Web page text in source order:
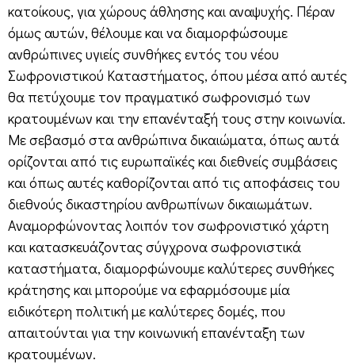
κατοίκους, για χώρους άθλησης και αναψυχής. Πέραν
όμως αυτών, θέλουμε και να διαμορφώσουμε
ανθρώπινες υγιείς συνθήκες εντός του νέου
Σωφρονιστικού Καταστήματος, όπου μέσα από αυτές
θα πετύχουμε τον πραγματικό σωφρονισμό των
κρατουμένων και την επανένταξή τους στην κοινωνία.
Με σεβασμό στα ανθρώπινα δικαιώματα, όπως αυτά
ορίζονται από τις ευρωπαϊκές και διεθνείς συμβάσεις
και όπως αυτές καθορίζονται από τις αποφάσεις του
διεθνούς δικαστηρίου ανθρωπίνων δικαιωμάτων.
Αναμορφώνοντας λοιπόν τον σωφρονιστικό χάρτη
και κατασκευάζοντας σύγχρονα σωφρονιστικά
καταστήματα, διαμορφώνουμε καλύτερες συνθήκες
κράτησης και μπορούμε να εφαρμόσουμε μία
ειδικότερη πολιτική με καλύτερες δομές, που
απαιτούνται για την κοινωνική επανένταξη των
κρατουμένων.